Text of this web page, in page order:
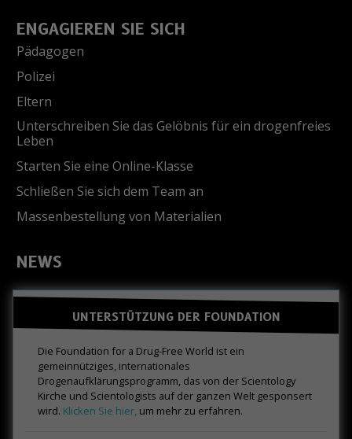
ENGAGIEREN SIE SICH
Pädagogen
Polizei
Eltern
Unterschreiben Sie das Gelöbnis für ein drogenfreies
Leben
Starten Sie eine Online-Klasse
Schließen Sie sich dem Team an
Massenbestellung von Materialien
NEWS
UNTERSTÜTZUNG DER FOUNDATION
Die Foundation for a Drug-Free World ist ein
gemeinnütziges, internationales
Drogenaufklärungsprogramm, das von der Scientology
Kirche und Scientologists auf der ganzen Welt gesponsert
wird. Klicken Sie hier, um mehr zu erfahren.